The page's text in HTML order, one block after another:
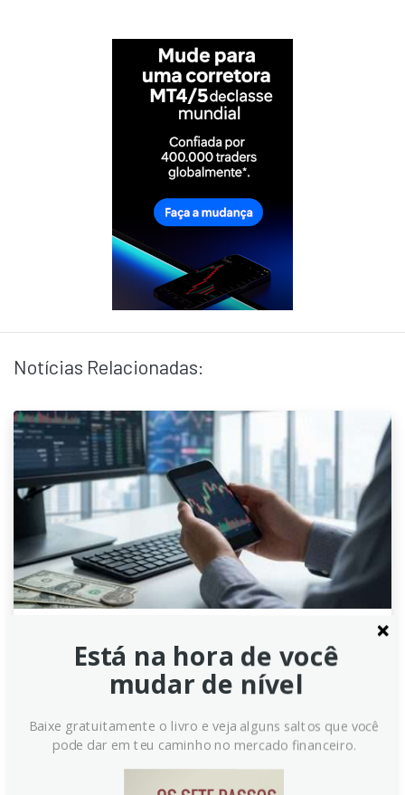
Notícias Relacionadas:
Índice Dólar: Rabobank
questiona rali e o papel de porto
seguro da moeda
O Índice do Dólar (DXY) recuou cerca de 2% desde o
final de julho, levantando dúvidas sobre a força da
Está na hora de você
mudar de nível
Baixe gratuitamente o livro e veja alguns saltos que você
pode dar em teu caminho no mercado financeiro.